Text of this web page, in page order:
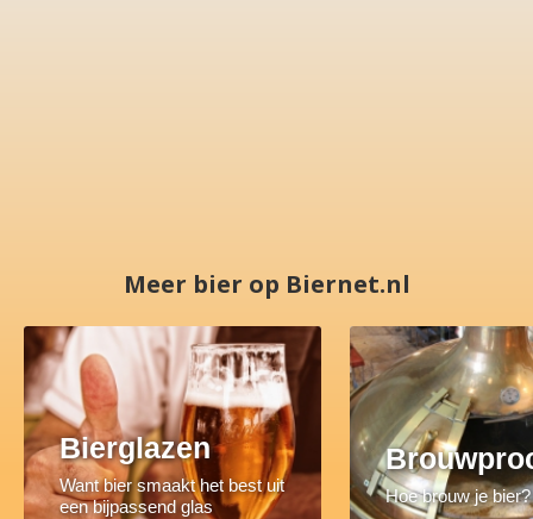
Meer bier op Biernet.nl
Bierglazen
Want bier smaakt het best uit
een bijpassend glas
Hoe brouw je bier?